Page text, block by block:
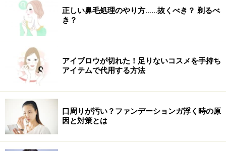
正しい鼻毛処理のやり方……抜くべき？ 剃るべ
き？
アイブロウが切れた！足りないコスメを手持ち
アイテムで代用する方法
口周りが汚い？ファンデーションガ浮く時の原
因と対策とは